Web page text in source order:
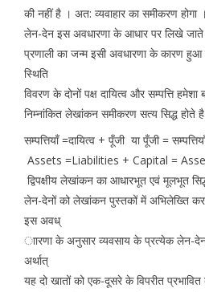
की नहीं है । अत: व्यवाहार का समीकरण होगा
लेन-देन इस अवधारणा के आधार पर लिखे जाते
प्रणाली का जन्म इसी अवधारणा के कारण
स्थिति
विवरण के दोनों पक्ष दायित्व और सम्पत्ति हमेशा
निम्नांकित लेखांकन समीकरण सत्य सिद्ध होते
सम्पत्तियाँ =दायित्व + पूँजी या पूँजी =
Assets =Liabilities + Capital =
द्विपक्षीय लेखांकन का आधारभूत एवं मूलभूत
लेन-देनों को लेखांकन पुस्तकों में अभिलेख्ति
इस अवध्
ाारणा के अनुसार व्यवसाय के प्रत्येक लेन-देन
अर्थात्
यह दो खातों को एक-दूसरे के विपरीत